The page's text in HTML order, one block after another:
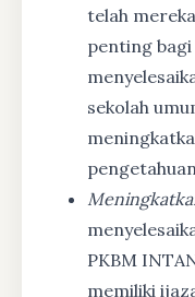
telah
penting
sekolah
PKBM
memiliki